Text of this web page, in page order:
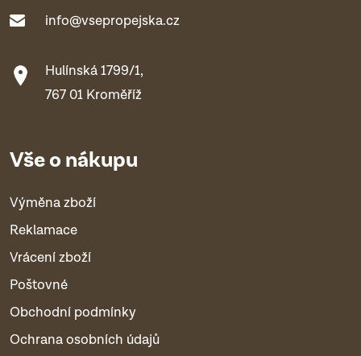
info@vsepropejska.cz
Hulínská 1799/1,
767 01 Kroměříž
Vše o nákupu
Výměna zboží
Reklamace
Vrácení zboží
Poštovné
Obchodní podmínky
Ochrana osobních údajů